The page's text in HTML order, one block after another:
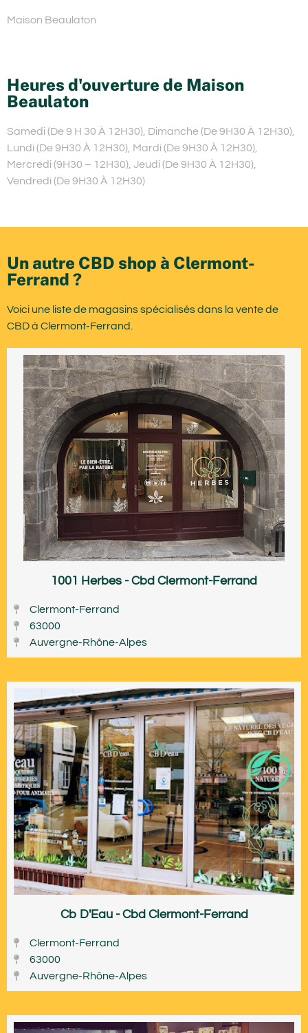
Maison Beaulaton
Heures d'ouverture de Maison
Beaulaton
Samedi (De 9 H 30 À 12H30), Dimanche (De 9H30 À 12H30),
Lundi (De 9H30 À 12H30), Mardi (De 9H30 À 12H30),
Mercredi (9H30 – 12H30), Jeudi (De 9H30 À 12H30),
Vendredi (De 9H30 À 12H30)
Un autre CBD shop à Clermont-
Ferrand ?
Voici une liste de magasins spécialisés dans la vente de
CBD à Clermont-Ferrand.
1001 Herbes - Cbd Clermont-Ferrand
Clermont-Ferrand
63000
Auvergne-Rhône-Alpes
Cb D'Eau - Cbd Clermont-Ferrand
Clermont-Ferrand
63000
Auvergne-Rhône-Alpes